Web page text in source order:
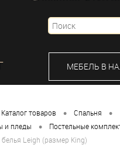
МЕБЕЛЬ В
Каталог товаров • Спальня •
и пледы • Постельные
Leigh (размер King)